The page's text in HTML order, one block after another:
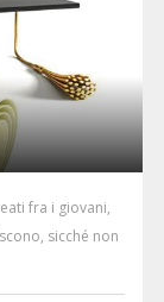
fra i giovani,
sicché non